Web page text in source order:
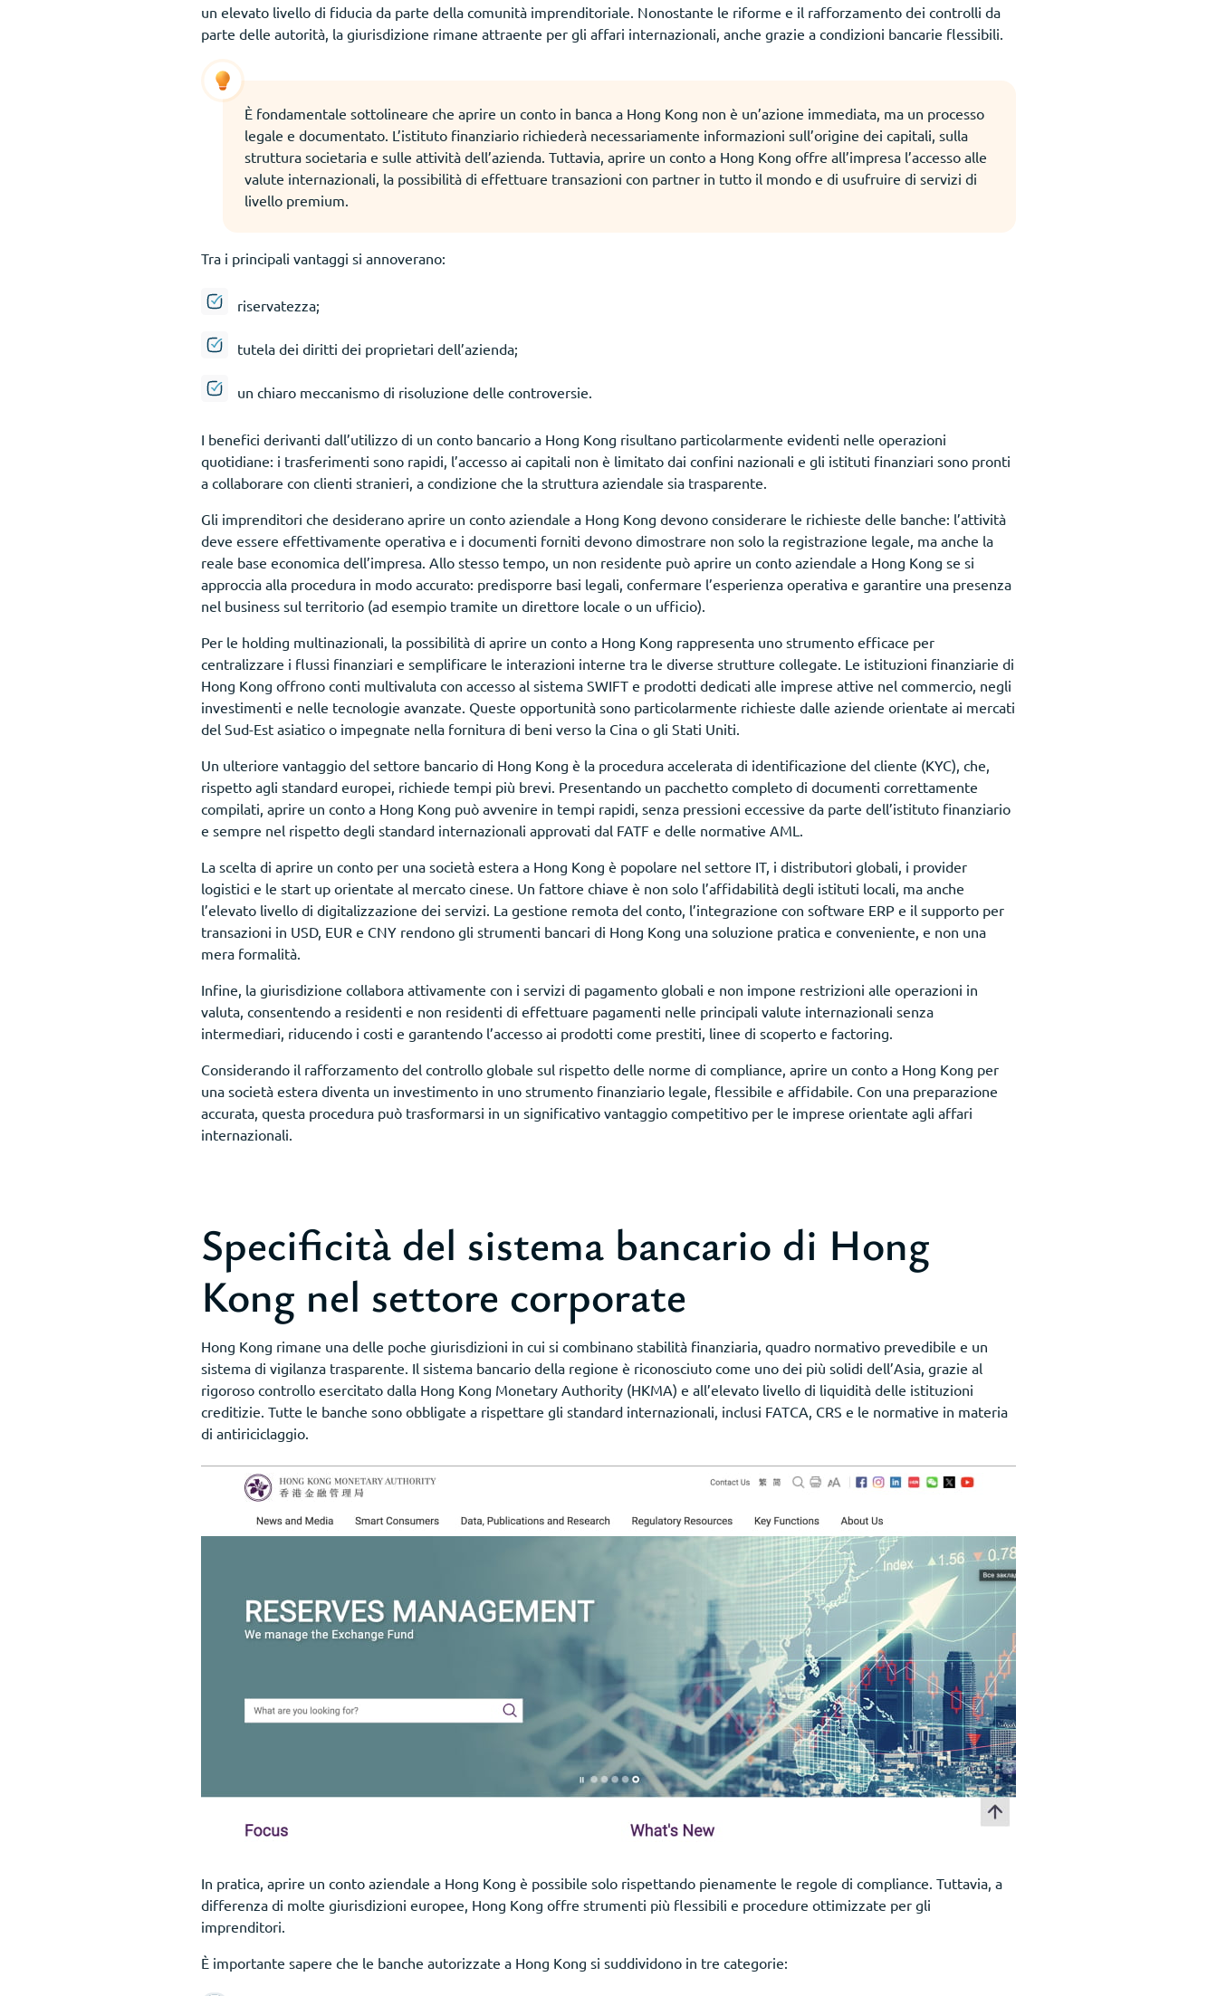
un elevato livello di fiducia da parte della comunità imprenditoriale. Nonostante le riforme e il rafforzamento dei controlli da
parte delle autorità, la giurisdizione rimane attraente per gli affari internazionali, anche grazie a condizioni bancarie flessibili.
È fondamentale sottolineare che aprire un conto in banca a Hong Kong non è un’azione immediata, ma un processo
legale e documentato. L’istituto finanziario richiederà necessariamente informazioni sull’origine dei capitali, sulla
struttura societaria e sulle attività dell’azienda. Tuttavia, aprire un conto a Hong Kong offre all’impresa l’accesso alle
valute internazionali, la possibilità di effettuare transazioni con partner in tutto il mondo e di usufruire di servizi di
livello premium.
Tra i principali vantaggi si annoverano:
riservatezza;
tutela dei diritti dei proprietari dell’azienda;
un chiaro meccanismo di risoluzione delle controversie.
I benefici derivanti dall’utilizzo di un conto bancario a Hong Kong risultano particolarmente evidenti nelle operazioni
quotidiane: i trasferimenti sono rapidi, l’accesso ai capitali non è limitato dai confini nazionali e gli istituti finanziari sono pronti
a collaborare con clienti stranieri, a condizione che la struttura aziendale sia trasparente.
Gli imprenditori che desiderano aprire un conto aziendale a Hong Kong devono considerare le richieste delle banche: l’attività
deve essere effettivamente operativa e i documenti forniti devono dimostrare non solo la registrazione legale, ma anche la
reale base economica dell’impresa. Allo stesso tempo, un non residente può aprire un conto aziendale a Hong Kong se si
approccia alla procedura in modo accurato: predisporre basi legali, confermare l’esperienza operativa e garantire una presenza
nel business sul territorio (ad esempio tramite un direttore locale o un ufficio).
Per le holding multinazionali, la possibilità di aprire un conto a Hong Kong rappresenta uno strumento efficace per
centralizzare i flussi finanziari e semplificare le interazioni interne tra le diverse strutture collegate. Le istituzioni finanziarie di
Hong Kong offrono conti multivaluta con accesso al sistema SWIFT e prodotti dedicati alle imprese attive nel commercio, negli
investimenti e nelle tecnologie avanzate. Queste opportunità sono particolarmente richieste dalle aziende orientate ai mercati
del Sud-Est asiatico o impegnate nella fornitura di beni verso la Cina o gli Stati Uniti.
Un ulteriore vantaggio del settore bancario di Hong Kong è la procedura accelerata di identificazione del cliente (KYC), che,
rispetto agli standard europei, richiede tempi più brevi. Presentando un pacchetto completo di documenti correttamente
compilati, aprire un conto a Hong Kong può avvenire in tempi rapidi, senza pressioni eccessive da parte dell’istituto finanziario
e sempre nel rispetto degli standard internazionali approvati dal FATF e delle normative AML.
La scelta di aprire un conto per una società estera a Hong Kong è popolare nel settore IT, i distributori globali, i provider
logistici e le start up orientate al mercato cinese. Un fattore chiave è non solo l’affidabilità degli istituti locali, ma anche
l’elevato livello di digitalizzazione dei servizi. La gestione remota del conto, l’integrazione con software ERP e il supporto per
transazioni in USD, EUR e CNY rendono gli strumenti bancari di Hong Kong una soluzione pratica e conveniente, e non una
mera formalità.
Infine, la giurisdizione collabora attivamente con i servizi di pagamento globali e non impone restrizioni alle operazioni in
valuta, consentendo a residenti e non residenti di effettuare pagamenti nelle principali valute internazionali senza
intermediari, riducendo i costi e garantendo l’accesso ai prodotti come prestiti, linee di scoperto e factoring.
Considerando il rafforzamento del controllo globale sul rispetto delle norme di compliance, aprire un conto a Hong Kong per
una società estera diventa un investimento in uno strumento finanziario legale, flessibile e affidabile. Con una preparazione
accurata, questa procedura può trasformarsi in un significativo vantaggio competitivo per le imprese orientate agli affari
internazionali.
Specificità del sistema bancario di Hong
Kong nel settore corporate
Hong Kong rimane una delle poche giurisdizioni in cui si combinano stabilità finanziaria, quadro normativo prevedibile e un
sistema di vigilanza trasparente. Il sistema bancario della regione è riconosciuto come uno dei più solidi dell’Asia, grazie al
rigoroso controllo esercitato dalla Hong Kong Monetary Authority (HKMA) e all’elevato livello di liquidità delle istituzioni
creditizie. Tutte le banche sono obbligate a rispettare gli standard internazionali, inclusi FATCA, CRS e le normative in materia
di antiriciclaggio.
In pratica, aprire un conto aziendale a Hong Kong è possibile solo rispettando pienamente le regole di compliance. Tuttavia, a
differenza di molte giurisdizioni europee, Hong Kong offre strumenti più flessibili e procedure ottimizzate per gli
imprenditori.
È importante sapere che le banche autorizzate a Hong Kong si suddividono in tre categorie: